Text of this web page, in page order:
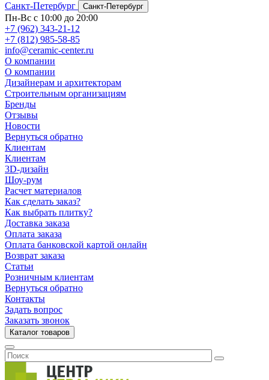
Санкт-Петербург
Санкт-Петербург
Пн-Вс с 10:00 до 20:00
+7 (962) 343-21-12
+7 (812) 985-58-85
info@ceramic-center.ru
О компании
О компании
Дизайнерам и архитекторам
Строительным организациям
Бренды
Отзывы
Новости
Вернуться обратно
Клиентам
Клиентам
3D-дизайн
Шоу-рум
Расчет материалов
Как сделать заказ?
Как выбрать плитку?
Доставка заказа
Оплата заказа
Оплата банковской картой онлайн
Возврат заказа
Статьи
Розничным клиентам
Вернуться обратно
Контакты
Задать вопрос
Заказать звонок
Каталог товаров